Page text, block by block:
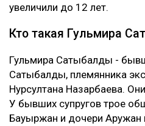
увеличили до 12 лет.
Кто такая Гульмира
Гульмира Сатыбалды -
Сатыбалды, племянника
Нурсултана Назарбаева.
У бывших супругов трое
Бауыржан и дочери